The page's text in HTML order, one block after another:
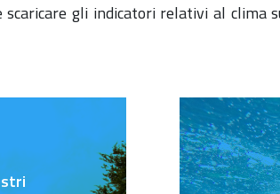
scaricare gli indicatori relativi al